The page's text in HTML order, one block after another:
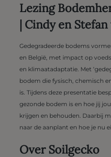
Lezing
| Cindy en
Gedegradeerde bodems
en België, met impact op
en klimaatadaptatie. Met
bodem die fysisch, chemisch
is. Tijdens deze presentatie
gezonde bodem is en hoe jij
krijgen en behouden. Daarbij
naar de aanplant en hoe je nu
Over Soilgecko